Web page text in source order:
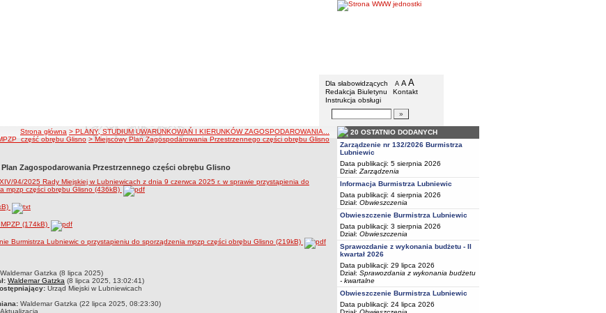
BIP - Urząd Miejski w Lubniewicach
Menu dodatkowe
Dla słabowidzących A pomniejsz czcionkę
A standardowy rozmiar czcionki
A
Redakcja Biuletynu
Kontakt
Instrukcja obsługi
Wyszukiwarka artykułów
ścieżka nawigacji
Strona główna > PLANY, STUDIUM UWARUNKOWAŃ I KIERUNKÓW ZAGOSPODAROWANIA...
obrębu Glisno > Miejscowy Plan Zagospodarowania Przestrzennego części obrębu Glisno
Zagospodarowania Przestrzennego części obrębu Glisno
XIV/94/2025 Rady Miejskiej w Lubniewicach z dnia 9 czerwca 2025 r. w sprawie przystąpienia do
mpzp części obrębu Glisno (436kB)
(174kB)
Burmistrza Lubniewic o przystapieniu do sporządzenia mpzp części obrębu Glisno (219kB)
Waldemar Gatzka (8 lipca 2025)
Waldemar Gatzka (8 lipca 2025, 13:02:41)
Urząd Miejski w Lubniewicach
Waldemar Gatzka (22 lipca 2025, 08:23:30)
Aktualizacja
20 OSTATNIO DODANYCH
Zarządzenie nr 132/2026 Burmistrza
Lubniewic
Data publikacji: 5 sierpnia 2026
Dział: Zarządzenia
Informacja Burmistrza Lubniewic
Data publikacji: 4 sierpnia 2026
Dział: Obwieszczenia
Obwieszczenie Burmistrza Lubniewic
Data publikacji: 3 sierpnia 2026
Dział: Obwieszczenia
Sprawozdanie z wykonania budżetu - II
kwartał 2026
Data publikacji: 29 lipca 2026
Dział: Sprawozdania z wykonania budżetu
- kwartalne
Obwieszczenie Burmistrza Lubniewic
Data publikacji: 24 lipca 2026